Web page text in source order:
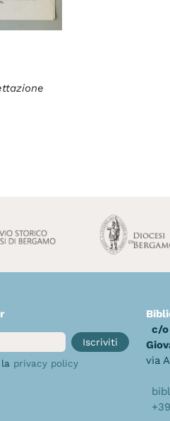
Iscriviti
privacy policy
c/o
via